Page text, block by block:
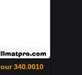
340.0010